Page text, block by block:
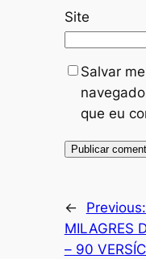
Site
Salvar
que eu
← Previous:
MILAGRES
– 90